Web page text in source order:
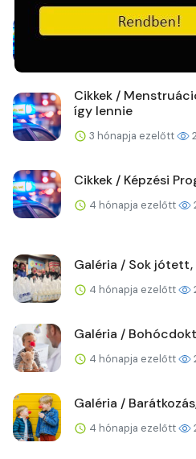
Hírek / Mi történik,
Cikkek /
így lennie
3 hónapja ezelőtt
Cikkek / Képzési
4 hónapja ezelőtt
Galéria / Sok jótett,
4 hónapja ezelőtt
Galéria /
4 hónapja ezelőtt
Galéria /
4 hónapja ezelőtt